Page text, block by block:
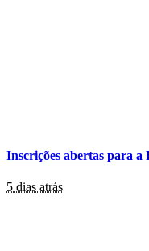
Inscrições abertas para
5 dias atrás